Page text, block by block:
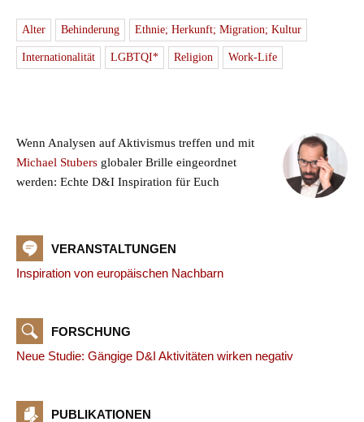
Alter Behinderung Ethnie; Herkunft; Migration; Kultur
Internationalität LGBTQI* Religion Work-Life
Wenn Analysen auf Aktivismus treffen und mit
Michael Stubers globaler Brille eingeordnet
werden: Echte D&I Inspiration für Euch
VERANSTALTUNGEN
Inspiration von europäischen Nachbarn
FORSCHUNG
Neue Studie: Gängige D&I Aktivitäten wirken negativ
PUBLIKATIONEN